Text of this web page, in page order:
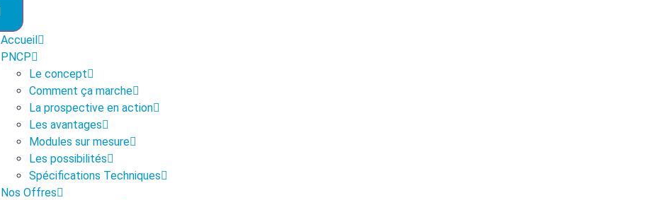
Accueil
PNCP
Le concept
Comment ça marche
La prospective en action
Les avantages
Modules sur mesure
Les possibilités
Spécifications Techniques
Nos Offres